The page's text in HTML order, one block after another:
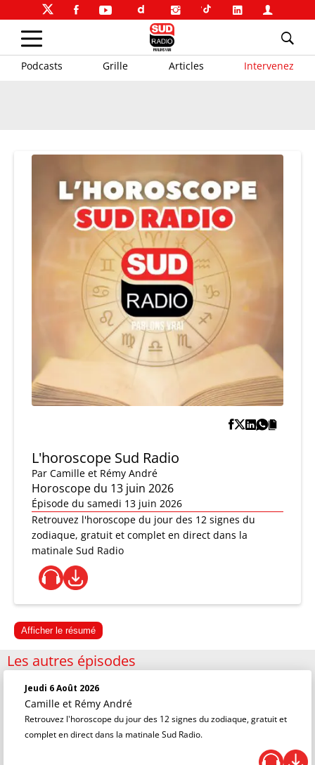
Podcasts Grille Articles Intervenez
L'horoscope Sud Radio
Par Camille et Rémy André
Horoscope du 13 juin 2026
Épisode du samedi 13 juin 2026
Retrouvez l'horoscope du jour des 12 signes du
zodiaque, gratuit et complet en direct dans la
matinale Sud Radio
Afficher le résumé
Les autres épisodes
Jeudi 6 Août 2026
Camille et Rémy André
Retrouvez l'horoscope du jour des 12 signes du zodiaque, gratuit et
complet en direct dans la matinale Sud Radio.